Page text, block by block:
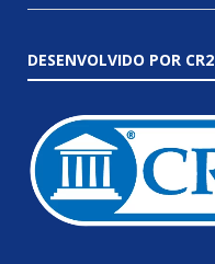
DESENVOLVIDO POR CR2